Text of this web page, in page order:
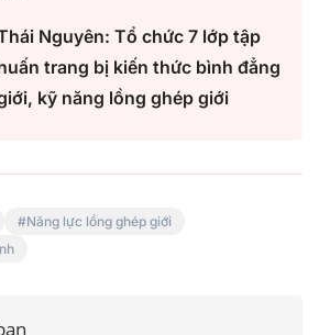
Nguyên: Tổ chức 7 lớp tập
trang bị kiến thức bình đẳng
kỹ năng lồng ghép giới
Năng lực lồng ghép giới